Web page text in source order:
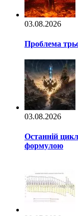
03.08.2026
Проблема
03.08.2026
Останній
формулою